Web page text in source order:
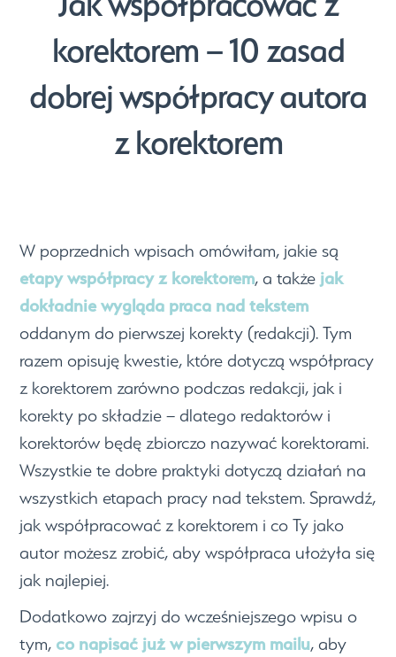
korektorem – 10 zasad
dobrej współpracy autora
z korektorem
W poprzednich wpisach omówiłam, jakie są
etapy współpracy z korektorem, a także jak
dokładnie wygląda praca nad tekstem
oddanym do pierwszej korekty (redakcji). Tym
razem opisuję kwestie, które dotyczą współpracy
z korektorem zarówno podczas redakcji, jak i
korekty po składzie – dlatego redaktorów i
korektorów będę zbiorczo nazywać korektorami.
Wszystkie te dobre praktyki dotyczą działań na
wszystkich etapach pracy nad tekstem. Sprawdź,
jak współpracować z korektorem i co Ty jako
autor możesz zrobić, aby współpraca ułożyła się
jak najlepiej.
Dodatkowo zajrzyj do wcześniejszego wpisu o
tym, co napisać już w pierwszym mailu, aby